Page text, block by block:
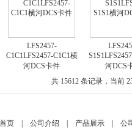
LFS2457-
C1C1LFS2457-C1C1横
河DCS卡件
河DCS
共 15612 条记录，当前
页 公司介绍 产品展示 公